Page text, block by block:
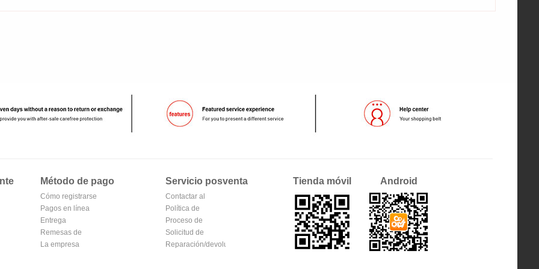
Método de pago
Cómo registrarse
en Alipay
Pagos en línea
Entrega
Remesas de
correos
La empresa
Servicio posventa
Contactar al
vendedor
Política de
devoluciones
Proceso de
devolución y
cambio
Solicitud de
reembolso
Reparación/devolución
Tienda móvil Android